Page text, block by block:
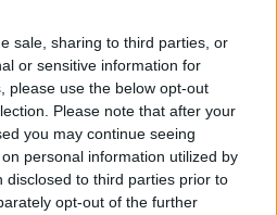
sale, sharing to third parties, or
or sensitive information for
please use the below opt-out
Please note that after your
you may continue seeing
personal information utilized by
disclosed to third parties prior to
opt-out of the further
ο Έλληνας χειρουργός Χρήστος
Healthcare Analyst, διευθυντής
Ομίλου HHG